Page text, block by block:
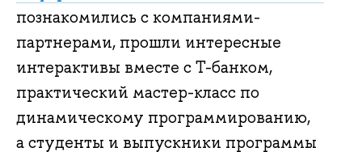
познакомились с компаниями-
партнерами, прошли интересные
интерактивы вместе с Т-банком,
практический мастер-класс по
динамическому программированию,
а студенты и выпускники программы